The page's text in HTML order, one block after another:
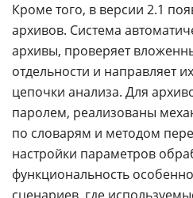
Кроме того, в версии 2.1
архивов. Система
архивы, проверяет
отдельности и направляет
цепочки анализа. Для
паролем, реализованы
по словарям и методом
настройки параметров
функциональность